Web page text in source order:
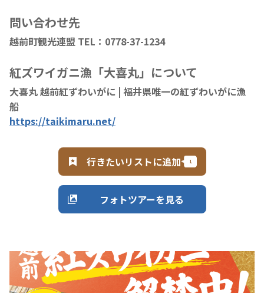
問い合わせ先
越前町観光連盟 TEL：0778-37-1234
紅ズワイガニ漁「大喜丸」について
大喜丸 越前紅ずわいがに | 福井県唯一の紅ずわいがに漁
船
https://taikimaru.net/
行きたいリストに追加
フォトツアーを見る